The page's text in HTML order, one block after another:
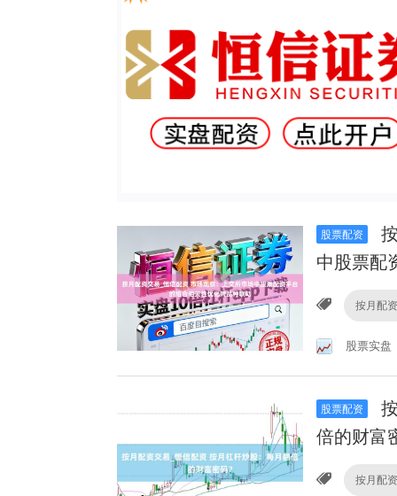
股票配资
中股票配
按月配
股票实盘
股票配资
倍的财富
按月配